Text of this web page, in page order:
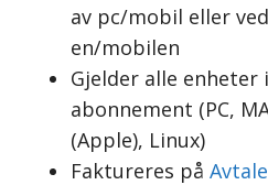
av pc/mobil eller
en/mobilen
Gjelder alle
abonnement (PC,
(Apple), Linux)
Faktureres på